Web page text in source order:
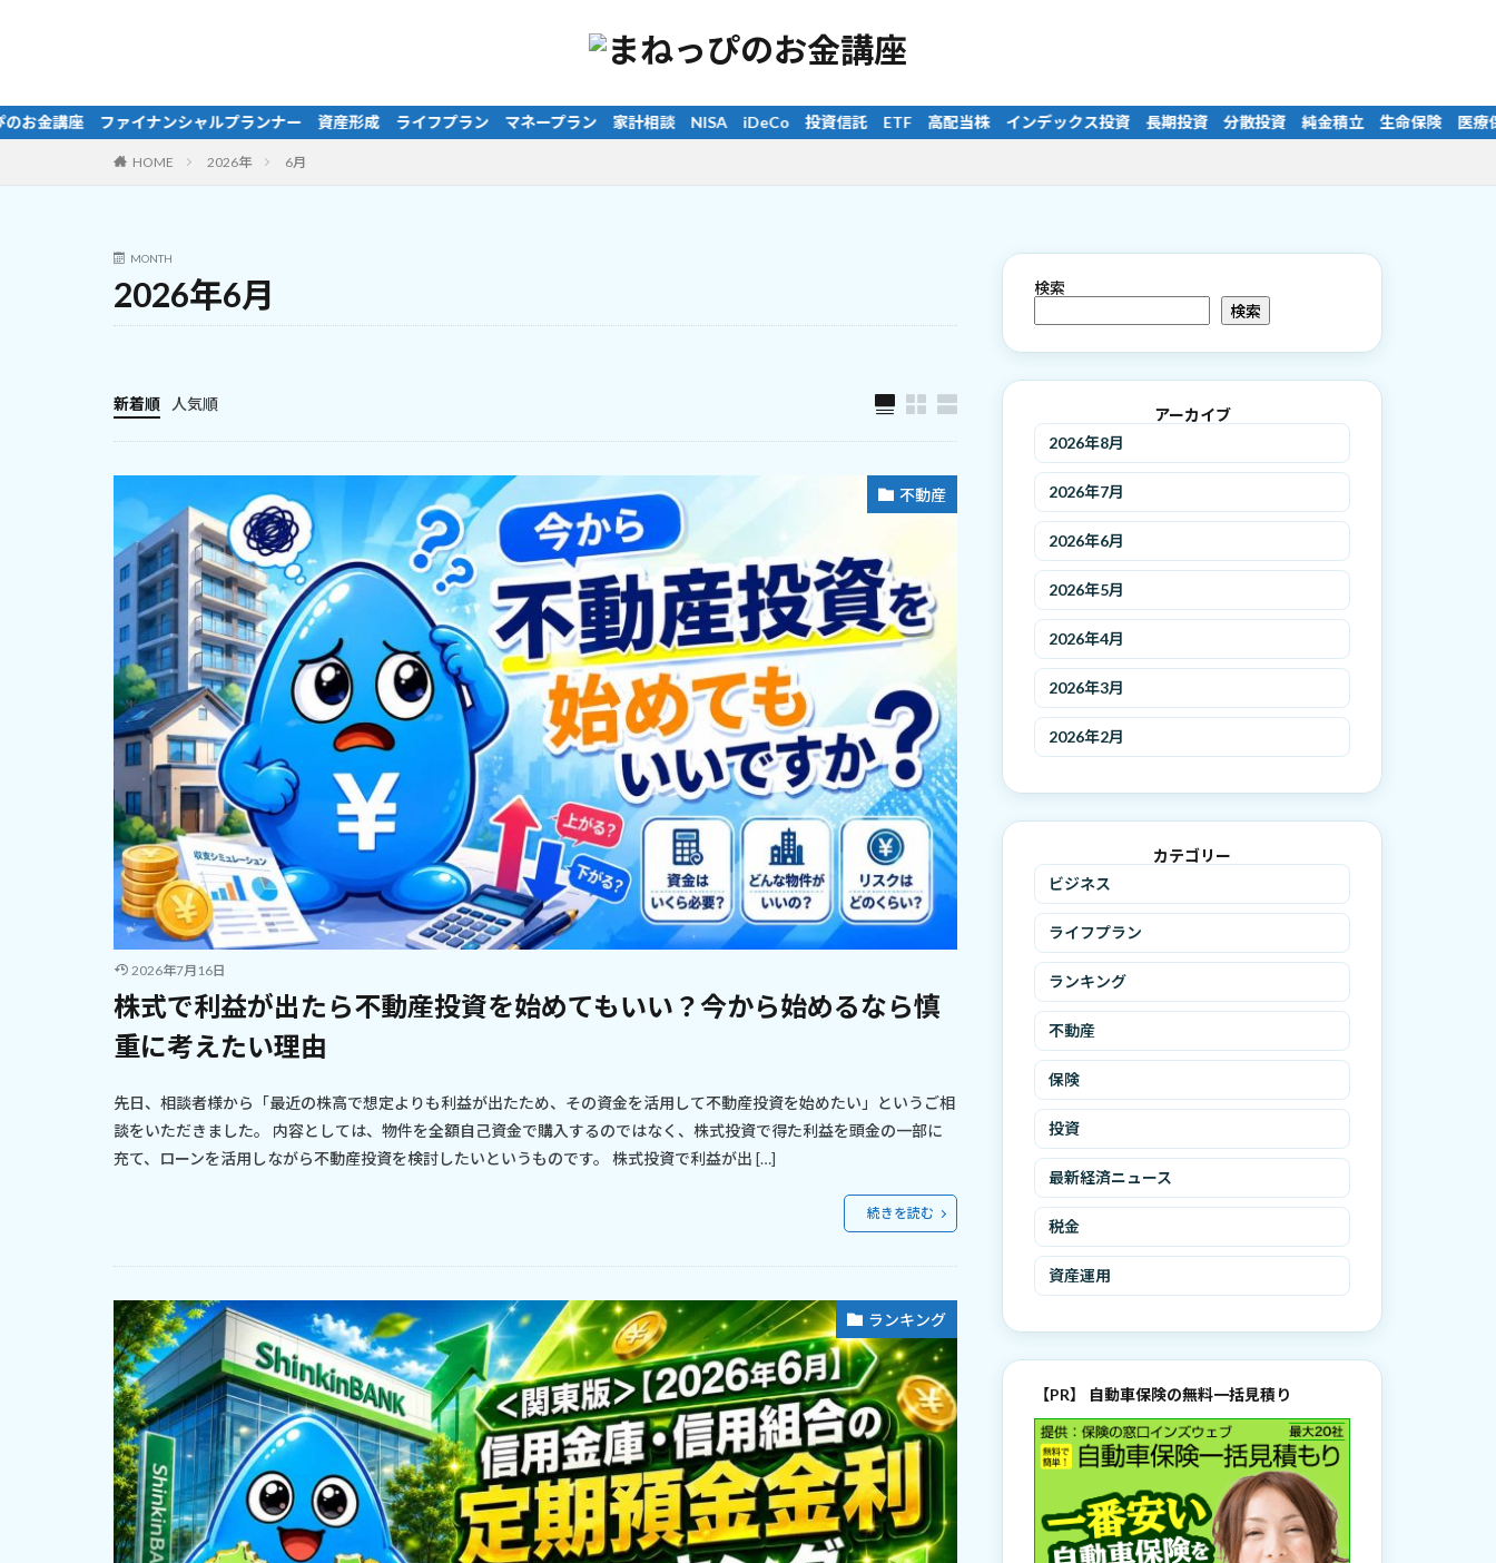
イフプラン マネープラン 家計相談 NISA iDeCo 投資信託 ETF 高配当株 インデックス投資 長期投資 分散投資 純金積立 生命保険 医療保険 学資保険 老後資金 公的年金 厚生年金 国民
HOME 2026年 6月
MONTH
2026年6月
新着順 人気順
不動産
2026年7月16日
株式で利益が出たら不動産投資を始めてもいい？今から始めるなら慎
重に考えたい理由
先日、相談者様から「最近の株高で想定よりも利益が出たため、その資金を活用して不動産投資を始めたい」というご相
談をいただきました。 内容としては、物件を全額自己資金で購入するのではなく、株式投資で得た利益を頭金の一部に
充て、ローンを活用しながら不動産投資を検討したいというものです。 株式投資で利益が出 […]
続きを読む
ランキング
検索
検索
アーカイブ
2026年8月
2026年7月
2026年6月
2026年5月
2026年4月
2026年3月
2026年2月
カテゴリー
ビジネス
ライフプラン
ランキング
不動産
保険
投資
最新経済ニュース
税金
資産運用
【PR】 自動車保険の無料一括見積り